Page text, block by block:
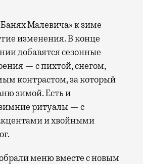
Малевича» к зиме
изменения. В конце
добавятся сезонные
— с пихтой, снегом,
контрастом, за который
зимой. Есть и
ритуалы — с
и хвойными
меню вместе с новым